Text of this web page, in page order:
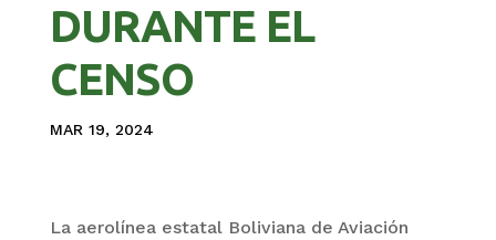
DURANTE EL
CENSO
MAR 19, 2024
La aerolínea estatal Boliviana de Aviación